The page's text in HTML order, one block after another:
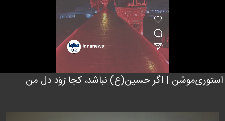
Video
استوری‌موشن | اگر حسین(ع) نباشد، کجا رَوَد دل من